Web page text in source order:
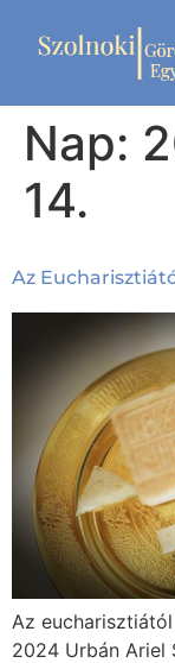
Nap:
14.
Az
Az eucharisztiától
2024 Urbán Ariel